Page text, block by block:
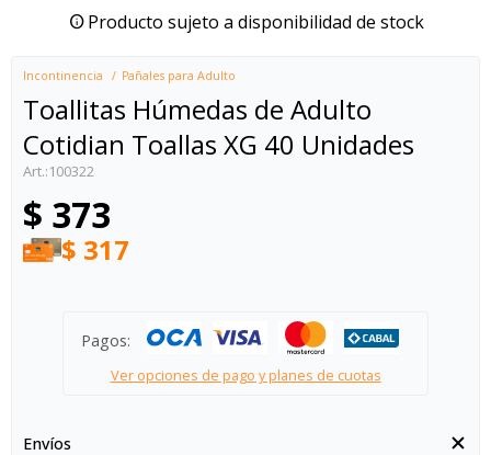
Producto sujeto a disponibilidad de stock
Incontinencia Pañales para Adulto
Toallitas Húmedas de Adulto
Cotidian Toallas XG 40 Unidades
100322
$ 373
$ 317
Pagos:
Ver opciones de pago y planes de cuotas
Envíos